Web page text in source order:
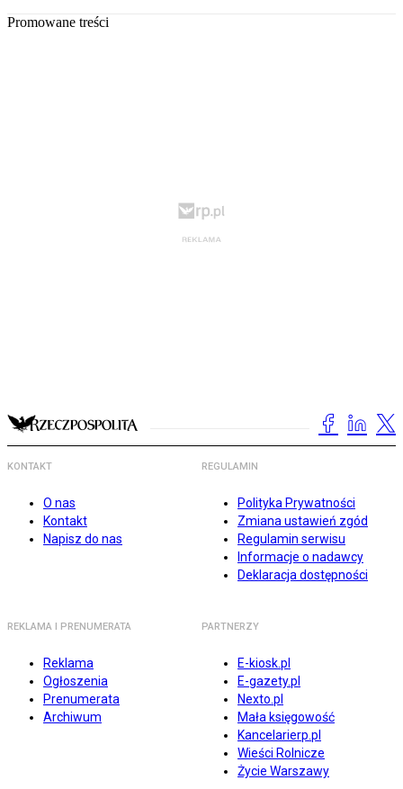
Promowane treści
KONTAKT
O nas
Kontakt
Napisz do nas
REGULAMIN
Polityka Prywatności
Zmiana ustawień zgód
Regulamin serwisu
Informacje o nadawcy
Deklaracja dostępności
REKLAMA I PRENUMERATA
Reklama
Ogłoszenia
Prenumerata
Archiwum
PARTNERZY
E-kiosk.pl
E-gazety.pl
Nexto.pl
Mała księgowość
Kancelarierp.pl
Wieści Rolnicze
Życie Warszawy